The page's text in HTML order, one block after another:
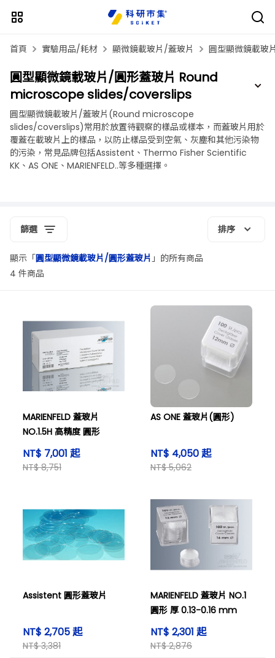
首頁 實驗用品/耗材 顯微鏡載玻片/蓋玻片 圓型顯微鏡載玻
圓型顯微鏡載玻片/圓形蓋玻片 Round
microscope slides/coverslips
圓型顯微鏡載玻片/蓋玻片(Round microscope
slides/coverslips)常用於放置待觀察的樣品或樣本，而蓋玻片用於
覆蓋在載玻片上的樣品，以防止樣品受到空氣、灰塵和其他污染物
的污染，常見品牌包括Assistent、Thermo Fisher Scientific
KK、AS ONE、MARIENFELD..等多種選擇。
篩選 排序
顯示「圓型顯微鏡載玻片/圓形蓋玻片」的所有商品
4 件商品
MARIENFELD 蓋玻片
NO.1.5H 高精度 圓形
NT$ 7,001 起
NT$ 8,751
AS ONE 蓋玻片(圓形)
NT$ 4,050 起
NT$ 5,062
Assistent 圓形蓋玻片
NT$ 2,705 起
NT$ 3,381
MARIENFELD 蓋玻片 NO.1
圓形 厚 0.13-0.16 mm
NT$ 2,301 起
NT$ 2,876